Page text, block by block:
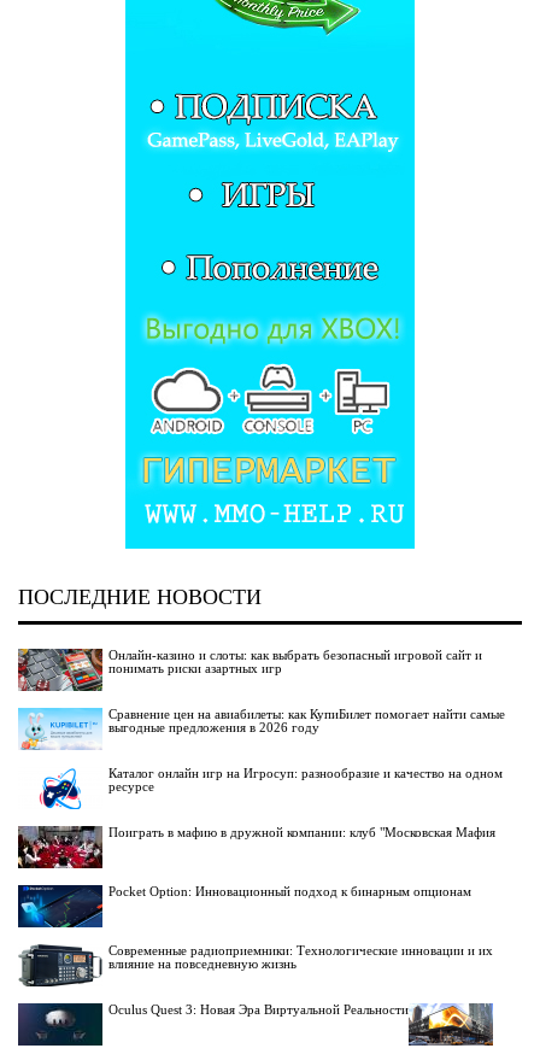
ПОСЛЕДНИЕ НОВОСТИ
Онлайн-казино и слоты: как выбрать безопасный игровой сайт и
понимать риски азартных игр
Сравнение цен на авиабилеты: как КупиБилет помогает найти самые
выгодные предложения в 2026 году
Каталог онлайн игр на Игросуп: разнообразие и качество на одном
ресурсе
Поиграть в мафию в дружной компании: клуб "Московская Мафия
Pocket Option: Инновационный подход к бинарным опционам
Современные радиоприемники: Технологические инновации и их
влияние на повседневную жизнь
Oculus Quest 3: Новая Эра Виртуальной Реальности